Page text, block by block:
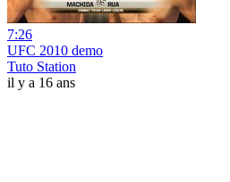
7:26
UFC 2010 demo
Tuto Station
il y a 16 ans